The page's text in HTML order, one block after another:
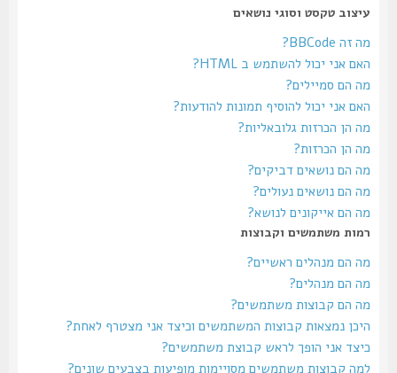
עיצוב טקסט וסוגי נושאים
מה זה BBCode?
האם אני יכול להשתמש ב HTML?
מה הם סמיילים?
האם אני יכול להוסיף תמונות להודעות?
מה הן הכרזות גלובאליות?
מה הן הכרזות?
מה הם נושאים דביקים?
מה הם נושאים נעולים?
מה הם אייקונים לנושא?
רמות משתמשים וקבוצות
מה הם מנהלים ראשיים?
מה הם מנהלים?
מה הם קבוצות משתמשים?
היכן נמצאות קבוצות המשתמשים וכיצד אני מצטרף לאחת?
כיצד אני הופך לראש קבוצת משתמשים?
למה קבוצות משתמשים מסויימות מופיעות בצבעים שונים?